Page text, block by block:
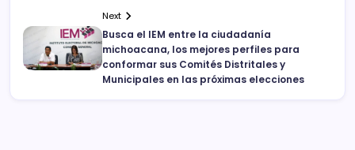
Next
Busca el IEM entre la ciudadanía
michoacana, los mejores perfiles para
conformar sus Comités Distritales y
Municipales en las próximas elecciones